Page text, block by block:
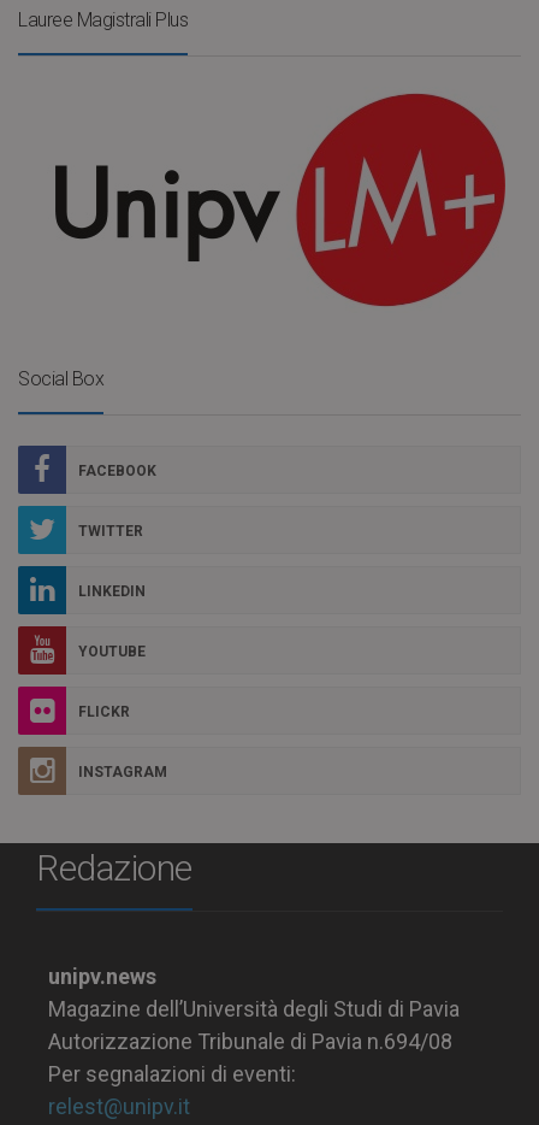
Lauree Magistrali Plus
Social Box
FACEBOOK
TWITTER
LINKEDIN
YOUTUBE
FLICKR
INSTAGRAM
Redazione
unipv.news
Magazine dell’Università degli Studi di Pavia
Autorizzazione Tribunale di Pavia n.694/08
Per segnalazioni di eventi:
relest@unipv.it